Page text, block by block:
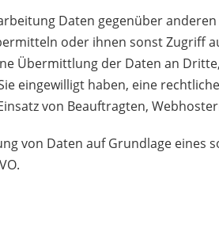
Daten gegenüber
oder ihnen sonst Zugriff
Übermittlung der Daten an
eingewilligt haben, eine
von Beauftragten,
von Daten auf Grundlage eines